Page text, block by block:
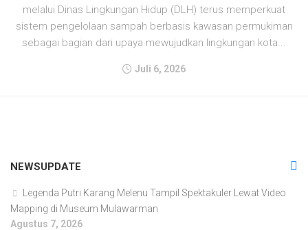
melalui Dinas Lingkungan Hidup (DLH) terus memperkuat
sistem pengelolaan sampah berbasis kawasan permukiman
sebagai bagian dari upaya mewujudkan lingkungan kota...
Juli 6, 2026
NEWSUPDATE
Legenda Putri Karang Melenu Tampil Spektakuler Lewat Video
Mapping di Museum Mulawarman
Agustus 7, 2026